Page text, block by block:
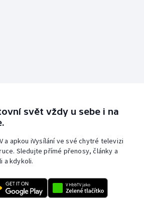
svět vždy u sebe i na
a apkou iVysílání ve své chytré televizi
Sledujte přímé přenosy, články a
a kdykoli.